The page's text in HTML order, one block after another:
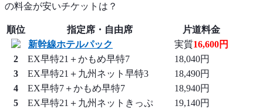
の料金が安いチケットは？
順位 指定席・自由席
片道料金
新幹線ホテルパック
実質16,600円
2
EX早特21＋かもめ早特7
18,040円
3
EX早特21＋九州ネット早特3
18,490円
4
EX早特7＋かもめ早特7
18,940円
5
EX早特21＋九州ネットきっぷ
19,140円